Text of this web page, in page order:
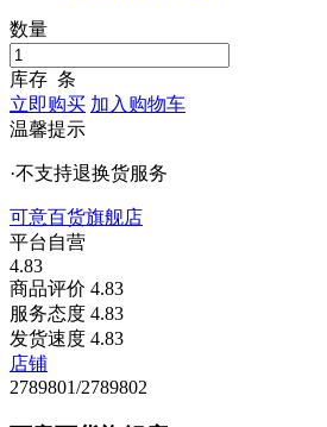
数量
库存 条
立即购买 加入购物车
温馨提示
·不支持退换货服务
可意百货旗舰店
平台自营
4.83
商品评价 4.83
服务态度 4.83
发货速度 4.83
店铺
2789801/2789802